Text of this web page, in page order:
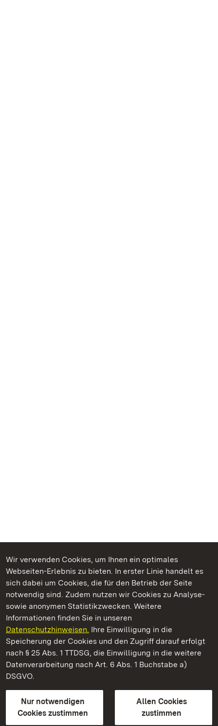
Wir verwenden Cookies, um Ihnen ein optimales
Webseiten-Erlebnis zu bieten. In erster Linie handelt es
sich dabei um Cookies, die für den Betrieb der Seite
notwendig sind. Zudem nutzen wir Cookies zu Analyse-
sowie anonymen Statistikzwecken. Weitere
Informationen finden Sie in unseren
Datenschutzhinweisen. Ihre Einwilligung in die
Speicherung der Cookies und den Zugriff darauf erfolgt
nach § 25 Abs. 1 TTDSG, die Einwilligung in die weitere
Datenverarbeitung nach Art. 6 Abs. 1 Buchstabe a)
DSGVO.
Nur notwendigen
Cookies zustimmen
Allen Cookies
zustimmen
Kommen. Staunen. Genießen.
Staatliche Schlösser und Gärten Baden‑Württemberg
Staatliche Schlösser und Gärten Baden-Württemberg
Kontakt
GebärdenspracheLeichte Sprache
Erklärung zur Barrierefreiheit
BITV-konform (geprüfte Seiten)